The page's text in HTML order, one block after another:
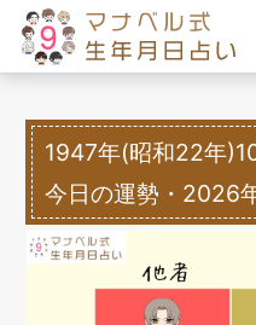
1947年(昭和22年
今日の運勢・2026